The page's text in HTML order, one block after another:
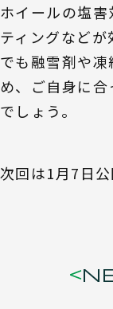
ホイールの塩
ティングなど
でも融雪剤や
め、ご自身に
でしょう。
次回は1月7日